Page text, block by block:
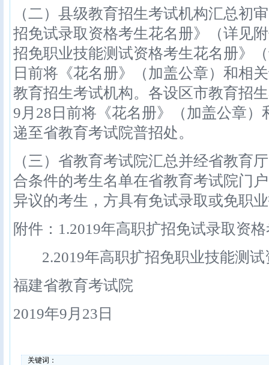
（二）县级教育招生考试机构汇总初
招免试录取资格考生花名册》（详见
招免职业技能测试资格考生花名册》
日前将《花名册》（加盖公章）和相
教育招生考试机构。各设区市教育招
9月28日前将《花名册》（加盖公章
递至省教育考试院普招处。
（三）省教育考试院汇总并经省教育
合条件的考生名单在省教育考试院门
异议的考生，方具有免试录取或免职
附件：1.2019年高职扩招免试录取资
2.2019年高职扩招免职业技能测试
福建省教育考试院
2019年9月23日
关键词：